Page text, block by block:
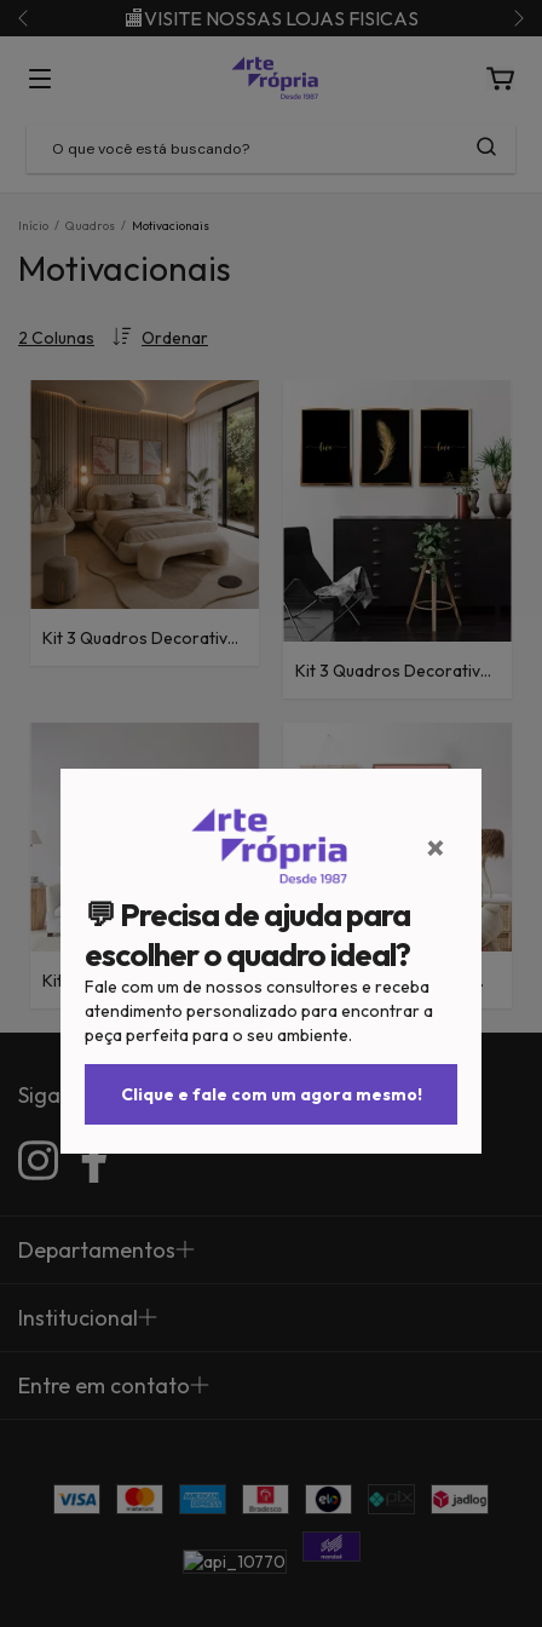
🏬VISITE NOSSAS LOJAS FISICAS
×
💬 Precisa de ajuda para
escolher o quadro ideal?
Fale com um de nossos consultores e receba
atendimento personalizado para encontrar a
peça perfeita para o seu ambiente.
Clique e fale com um agora mesmo!
Início / Quadros / Motivacionais
Motivacionais
Ordenar
Kit 3 Quadros Decorativos
Kit 3 Quadros Decorativos
Kit 2 Quadros Decorativos
Motivacionais Frase de
Praia I e II
Quadro Decorativo
Motivacionais Frase
Infantil I
Siga-nos
Departamentos
Institucional
Entre em contato